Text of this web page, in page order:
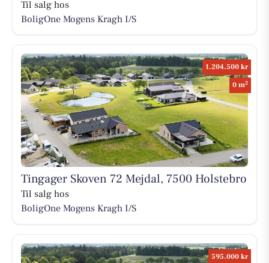
Til salg hos
BoligOne Mogens Kragh I/S
1.204.500 kr
0 m2
Tingager Skoven 72 Mejdal, 7500 Holstebro
Til salg hos
BoligOne Mogens Kragh I/S
595.000 kr